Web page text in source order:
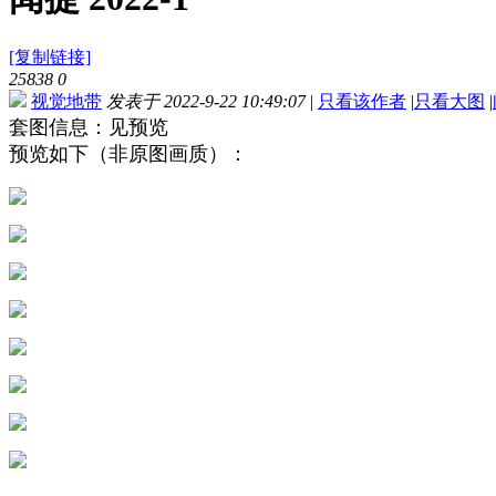
[复制链接]
25838 0
视觉地带 发表于 2022-9-22 10:49:07 | 只看该作者 |只看大图 |
套图信息：见预览
预览如下（非原图画质）：